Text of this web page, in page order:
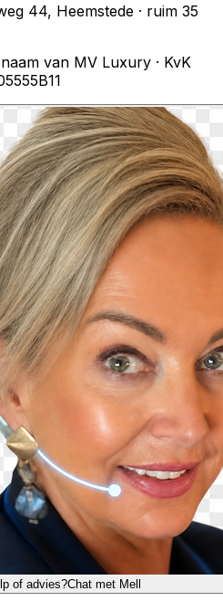
44, Heemstede · ruim 35
van MV Luxury · KvK
of advies?Chat met Mell